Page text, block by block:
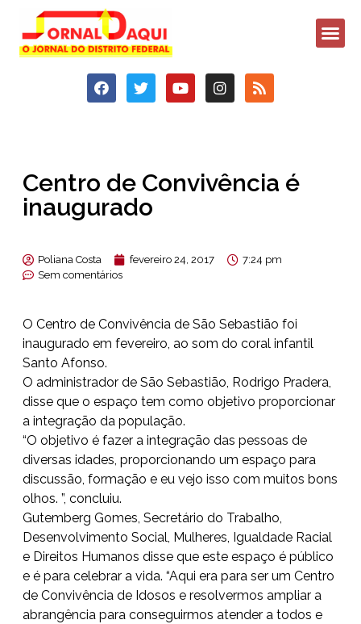
Centro de Convivência é
inaugurado
Poliana Costa fevereiro 24, 2017
7:24 pm
Sem comentários
O Centro de Convivência de São Sebastião foi
inaugurado em fevereiro, ao som do coral infantil
Santo Afonso.
O administrador de São Sebastião, Rodrigo Pradera,
disse que o espaço tem como objetivo proporcionar
a integração da população.
“O objetivo é fazer a integração das pessoas de
diversas idades, proporcionando um espaço para
discussão, formação e eu vejo isso com muitos bons
olhos. ”, concluiu.
Gutemberg Gomes, Secretário do Trabalho,
Desenvolvimento Social, Mulheres, Igualdade Racial
e Direitos Humanos disse que este espaço é público
e é para celebrar a vida. “Aqui era para ser um Centro
de Convivência de Idosos e resolvermos ampliar a
abrangência para conseguirmos atender a todos e